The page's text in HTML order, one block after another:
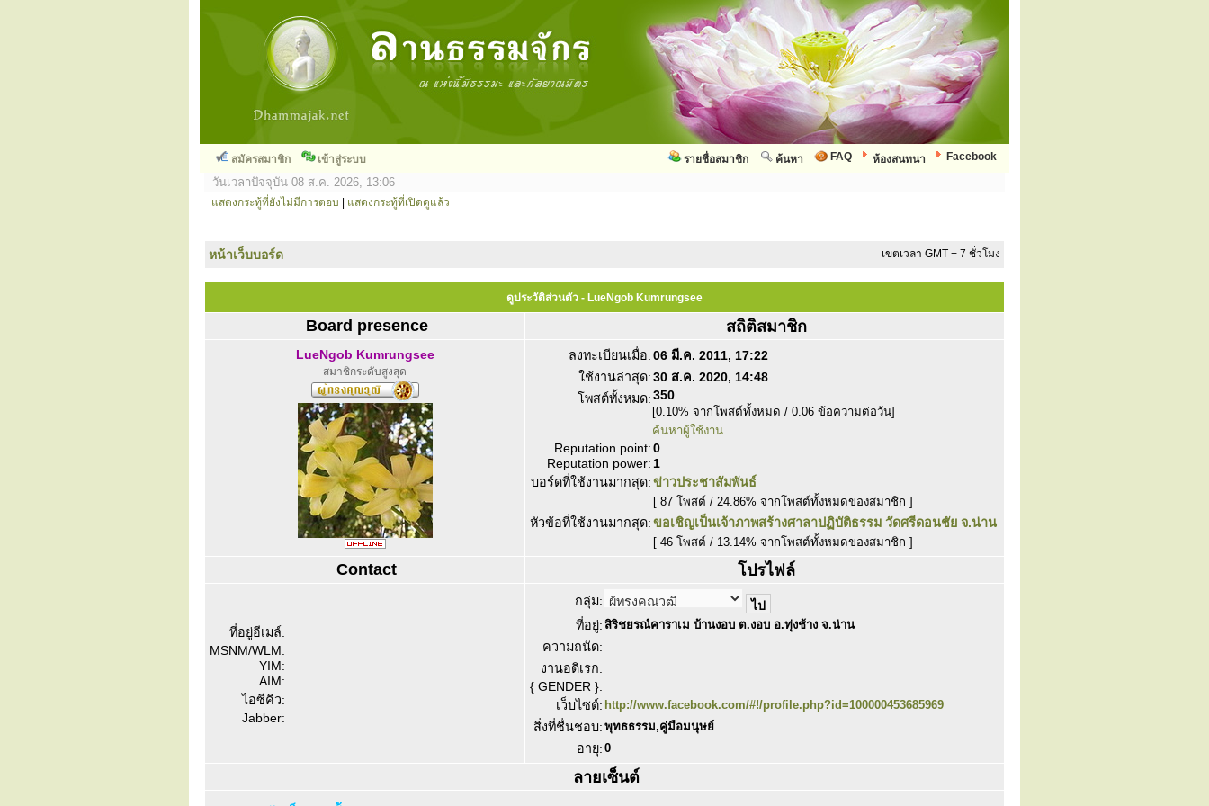
สมัครสมาชิก เข้าสู่ระบบ Facebook
ห้องสนทนา
FAQ
ค้นหา
รายชื่อสมาชิก
วันเวลาปัจจุบัน 08 ส.ค. 2026, 13:06
แสดงกระทู้ที่ยังไม่มีการตอบ แสดงกระทู้ที่เปิดดูแล้ว
หน้าเว็บบอร์ด เขตเวลา GMT + 7 ชั่วโมง
ดูประวัติส่วนตัว - LueNgob Kumrungsee
Board presence สถิติสมาชิก
LueNgob Kumrungsee
สมาชิกระดับสูงสุด
ลงทะเบียนเมื่อ:06 มี.ค. 2011, 17:22
ใช้งานล่าสุด:30 ส.ค. 2020, 14:48
โพสต์ทั้งหมด:350
[0.10% จากโพสต์ทั้งหมด / 0.06 ข้อความต่อวัน]
ค้นหาผู้ใช้งาน
Reputation point:0
Reputation power: 1
บอร์ดที่ใช้งานมากสุด:ข่าวประชาสัมพันธ์
[ 87 โพสต์ / 24.86% จากโพสต์ทั้งหมดของสมาชิก ]
หัวข้อที่ใช้งานมากสุด:ขอเชิญเป็นเจ้าภาพสร้างศาลาปฏิบัติธรรม วัดศรีดอนชัย จ.น่าน
[ 46 โพสต์ / 13.14% จากโพสต์ทั้งหมดของสมาชิก ]
Contact โปรไฟล์
ที่อยู่อีเมล์:
MSNM/WLM:
YIM:
AIM:
ไอซีคิว:
Jabber:
กลุ่ม:
ที่อยู่: สิริชยรณํคาราเม บ้านงอบ ต.งอบ อ.ทุ่งช้าง จ.น่าน
ความถนัด:
งานอดิเรก:
{ GENDER }:
เว็บไซต์: http://www.facebook.com/#!/profile.php?id=100000453685969
สิ่งที่ชื่นชอบ: พุทธธรรม,คู่มือมนุษย์
อายุ: 0
ลายเซ็นต์